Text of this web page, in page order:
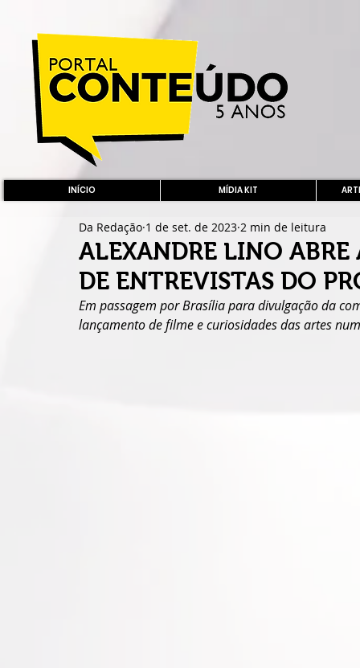
INÍCIO MÍDIA KIT
ALEXANDRE LINO
DE ENTREVISTAS DO
Da Redação 1 de set. de 2023 2 min de leitura
Em passagem por Brasília para divulgação da
lançamento de filme e curiosidades das artes